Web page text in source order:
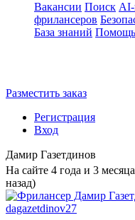
Вакансии Поиск
фрилансеров
База знаний Помощь
Разместить заказ
Регистрация
Вход
Дамир Газетдинов
На сайте 4 года и 3
назад)